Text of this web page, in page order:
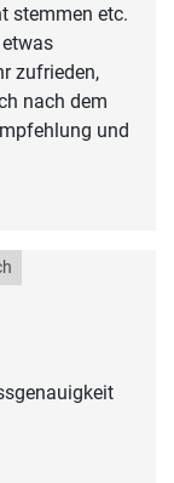
stemmen etc.
zufrieden,
nach dem
und